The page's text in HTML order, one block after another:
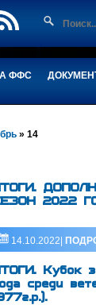
ФФС
» 14
2022
14.10.2022|
Кубок
среди